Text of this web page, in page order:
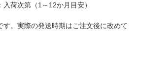
荷次第（1～12か月目安）
。実際の発送時期はご注文後に改めて